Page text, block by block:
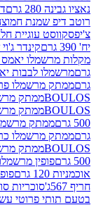
דוריטוס רוטב
חמוצה ושום 280 גרם
עוגיית חלבון חמאת
קינדר ג'וי שלישייה 60 גרם
צבעוני 18 יח' 270 גרם
יאמס 160 גרם
מרשמלו טוויסט אבטיח
פופין מרשמלו 3D תות שדה 100 גרם
סוכריות סודה בצורת אבן
עשירייה 150 גרם